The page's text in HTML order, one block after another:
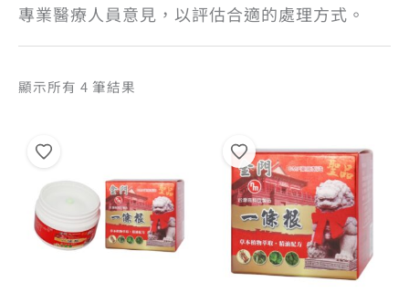
專業醫療人員意見，以評估合適的處理方式。
顯示所有 4 筆結果